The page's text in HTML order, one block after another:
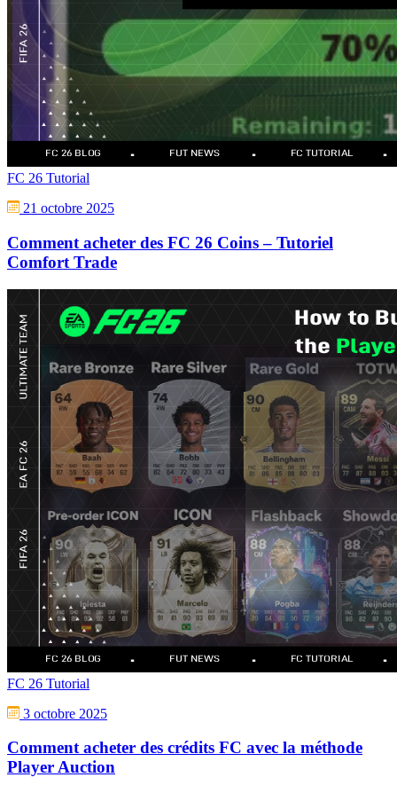
FC 26 Tutorial
21 octobre 2025
Comment acheter des FC 26 Coins – Tutoriel
Comfort Trade
FC 26 Tutorial
3 octobre 2025
Comment acheter des crédits FC avec la méthode
Player Auction